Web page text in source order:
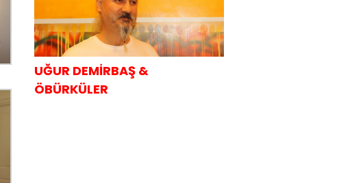
UĞUR DEMİRBAŞ &
ÖBÜRKÜLER